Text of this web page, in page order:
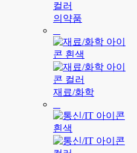
의약품
재료/화학